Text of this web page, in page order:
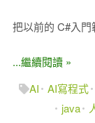
把以前的 C#入
...繼續閱讀 »
AI
AI寫程式
java